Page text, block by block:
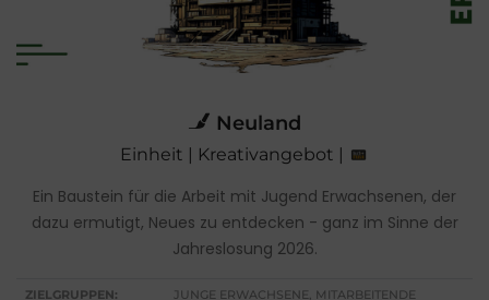
Neuland
Einheit | Kreativangebot |
Ein Baustein für die Arbeit mit Jugend Erwachsenen, der
dazu ermutigt, Neues zu entdecken - ganz im Sinne der
Jahreslosung 2026.
ZIELGRUPPEN: JUNGE ERWACHSENE, MITARBEITENDE